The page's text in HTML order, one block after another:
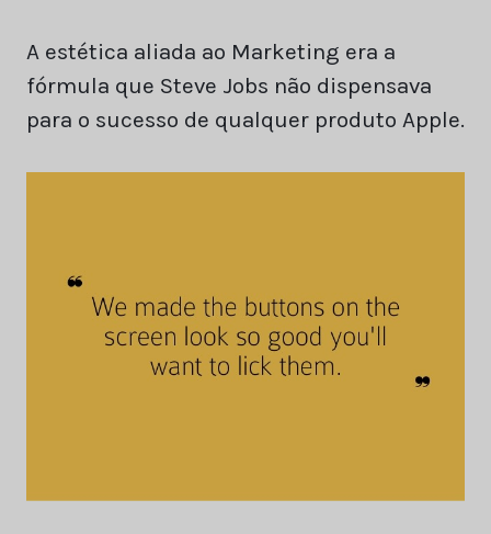
A estética aliada ao Marketing era a
fórmula que Steve Jobs não dispensava
para o sucesso de qualquer produto Apple.